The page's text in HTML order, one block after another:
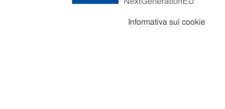
Informativa sui cookie